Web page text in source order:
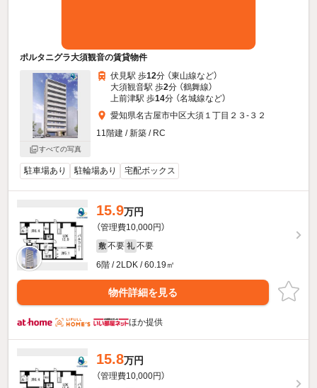
ポルタニグラ大須観音の賃貸物件
すべての写真
伏見駅 歩12分 （東山線など）
大須観音駅 歩2分 （鶴舞線）
上前津駅 歩14分 （名城線など）
愛知県名古屋市中区大須１丁目２３-３２
11階建 / 新築 / RC
駐車場あり 駐輪場あり 宅配ボックス
15.9万円
（管理費10,000円）
敷 不要 礼 不要
6階 / 2LDK / 60.19㎡
物件詳細を見る
ほか提供
15.8万円
（管理費10,000円）